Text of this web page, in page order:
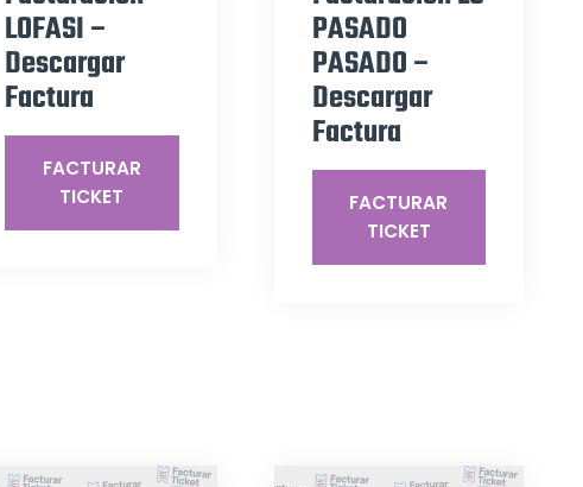
LOFASI –
Descargar
Factura
FACTURAR
TICKET
PASADO
PASADO –
Descargar
Factura
FACTURAR
TICKET